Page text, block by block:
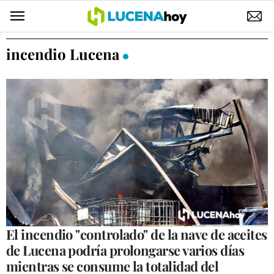
POLÍTICA
ELECCIONES
SUCESOS
ECONOMÍA
DESARROLLO LOCAL
LUCENA EMPRESAS
OCIO
COFRADÍAS
incendio Lucena
El incendio "controlado" de la nave de aceites
de Lucena podría prolongarse varios días
mientras se consume la totalidad del